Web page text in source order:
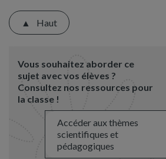
Haut
Vous souhaitez aborder ce
sujet avec vos élèves ?
Consultez nos ressources pour
la classe !
Accéder aux thèmes
scientifiques et
pédagogiques